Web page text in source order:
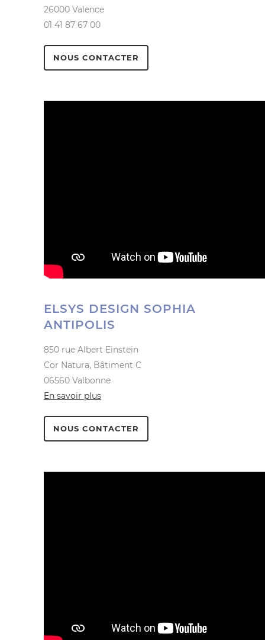
26000 Valence
01 41 87 67 00
NOUS CONTACTER
ELSYS DESIGN SOPHIA
ANTIPOLIS
850 rue Albert Einstein
Cor Natura, Bâtiment C
06560 Valbonne
En savoir plus
NOUS CONTACTER